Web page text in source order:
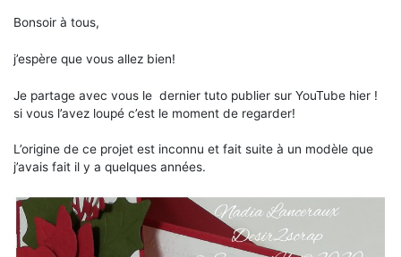
Bonsoir à tous,
j’espère que vous allez bien!
Je partage avec vous le dernier tuto publier sur YouTube hier !
si vous l’avez loupé c’est le moment de regarder!
L’origine de ce projet est inconnu et fait suite à un modèle que
j’avais fait il y a quelques années.